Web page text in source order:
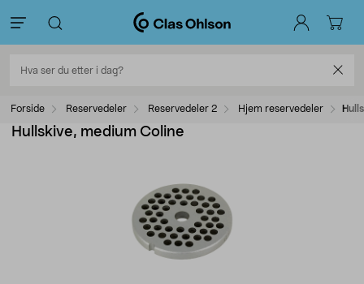
Forside Reservedeler Reservedeler 2 Hjem reservedeler
Hullskive, medium Coline